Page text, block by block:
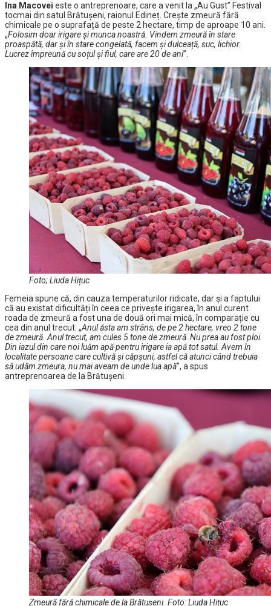
Ina Macovei este o antreprenoare, care a venit la „Au Gust” Festival
tocmai din satul Brătușeni, raionul Edineț. Crește zmeură fără
chimicale pe o suprafață de peste 2 hectare, timp de aproape 10 ani.
„Folosim doar irigare și munca noastră. Vindem zmeură în stare
proaspătă, dar și în stare congelată, facem și dulceață, suc, lichior.
Lucrez împreună cu soțul și fiul, care are 20 de ani”.
Foto; Liuda Hițuc
Femeia spune că, din cauza temperaturilor ridicate, dar și a faptului
că au existat dificultăți în ceea ce privește irigarea, în anul curent
roada de zmeură a fost una de două ori mai mică, în comparație cu
cea din anul trecut. „Anul ăsta am strâns, de pe 2 hectare, vreo 2 tone
de zmeură. Anul trecut, am cules 5 tone de zmeură Nu prea au fost ploi.
Din iazul din care noi luăm apă pentru irigare ia apă tot satul. Avem în
localitate persoane care cultivă și căpșuni, astfel că atunci când trebuia
să udăm zmeura, nu mai aveam de unde lua apă”, a spus
antreprenoarea de la Brătușeni.
Zmeură fără chimicale de la Brătușeni. Foto: Liuda Hițuc